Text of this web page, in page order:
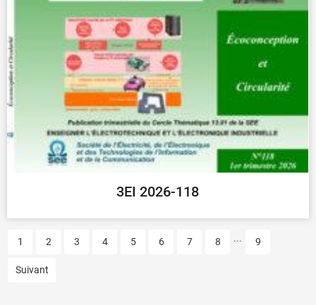
3EI 2026-118
1 2 3 4 5 6 7 8 ... 9
Suivant